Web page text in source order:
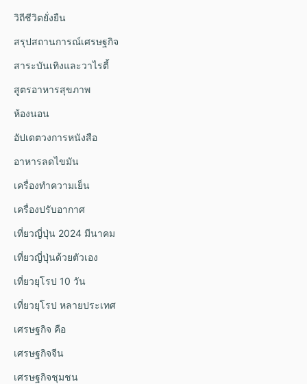
วิถีชีวิตยั่งยืน
สรุปสถานการณ์เศรษฐกิจ
สาระบันเทิงและวาไรตี้
สูตรอาหารสุขภาพ
ห้องนอน
อัปเดตวงการหนังสือ
อาหารลดไขมัน
เครื่องทำความเย็น
เครื่องปรับอากาศ
เที่ยวญี่ปุ่น 2024 มีนาคม
เที่ยวญี่ปุ่นด้วยตัวเอง
เที่ยวยุโรป 10 วัน
เที่ยวยุโรป หลายประเทศ
เศรษฐกิจ คือ
เศรษฐกิจจีน
เศรษฐกิจชุมชน